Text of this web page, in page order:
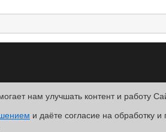
нам улучшать контент и работу
и даёте согласие на обработку